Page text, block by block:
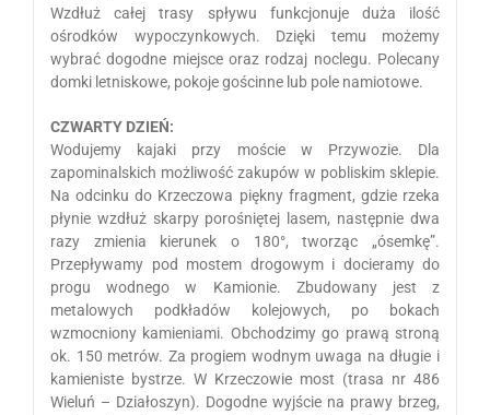
Wzdłuż całej trasy spływu funkcjonuje duża ilość
ośrodków wypoczynkowych. Dzięki temu możemy
wybrać dogodne miejsce oraz rodzaj noclegu. Polecany
domki letniskowe, pokoje gościnne lub pole namiotowe.
CZWARTY DZIEŃ:
Wodujemy kajaki przy moście w Przywozie. Dla
zapominalskich możliwość zakupów w pobliskim sklepie.
Na odcinku do Krzeczowa piękny fragment, gdzie rzeka
płynie wzdłuż skarpy porośniętej lasem, następnie dwa
razy zmienia kierunek o 180°, tworząc „ósemkę”.
Przepływamy pod mostem drogowym i docieramy do
progu wodnego w Kamionie. Zbudowany jest z
metalowych podkładów kolejowych, po bokach
wzmocniony kamieniami. Obchodzimy go prawą stroną
ok. 150 metrów. Za progiem wodnym uwaga na długie i
kamieniste bystrze. W Krzeczowie most (trasa nr 486
Wieluń – Działoszyn). Dogodne wyjście na prawy brzeg,